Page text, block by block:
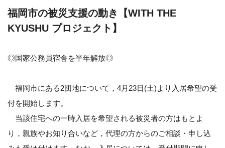
福岡市の被災支援の動き【WITH THE
KYUSHU プロジェクト】
◎国家公務員宿舎を半年解放◎
福岡市にある2団地について，4月23日(土)より入居希望の受
付を開始します。
当該住宅への一時入居を希望される被災者の方はもとよ
り，親族やお知り合いなど，代理の方からのご相談・申し込